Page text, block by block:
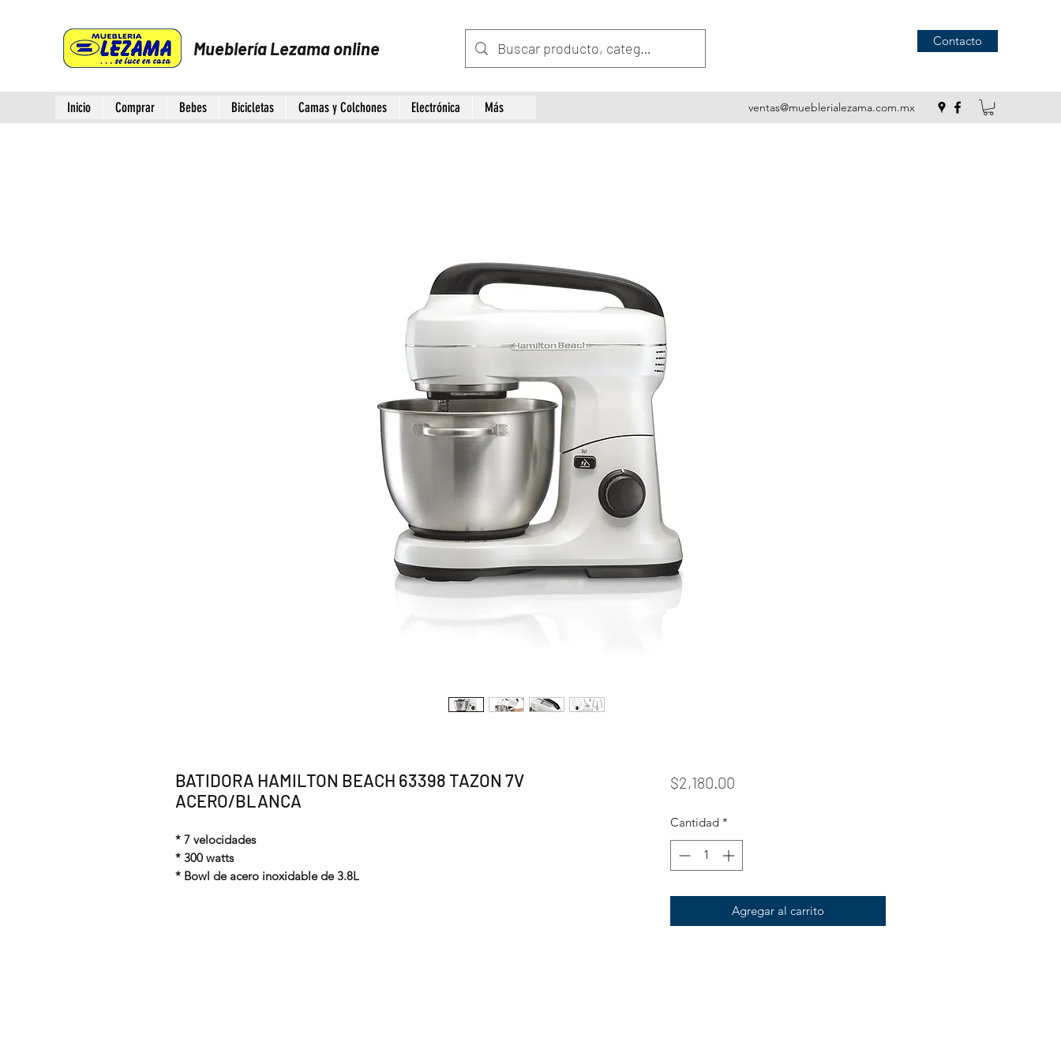
Mueblería Lezama online Contacto
Inicio Comprar Bebes Bicicletas Camas y Colchones Electrónica Más ventas@mueblerialezama.com.mx
BATIDORA HAMILTON BEACH 63398 TAZON 7V
ACERO/BLANCA
* 7 velocidades
* 300 watts
* Bowl de acero inoxidable de 3.8L
$2,180.00Precio
Cantidad *
Agregar al carrito